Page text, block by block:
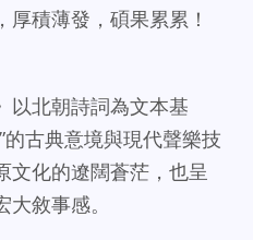
積薄發，碩果累累！
以北朝詩詞為文本基
古典意境與現代聲樂技
文化的遼闊蒼茫，也呈
敘事感。